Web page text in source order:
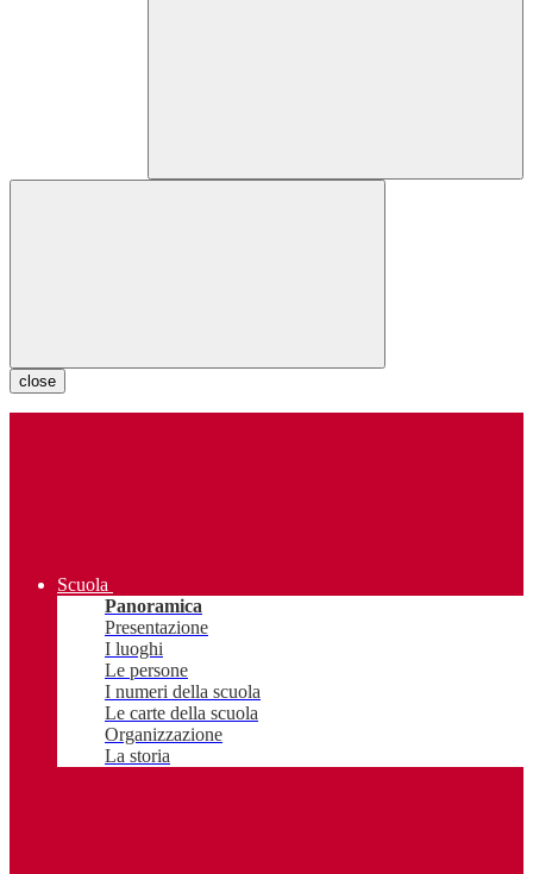
close
Scuola
Panoramica
Presentazione
I luoghi
Le persone
I numeri della scuola
Le carte della scuola
Organizzazione
La storia